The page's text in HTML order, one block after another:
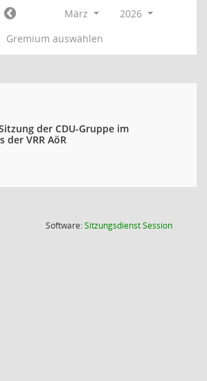
März
2026
Gremium auswählen
der CDU-Gruppe im
der VRR AöR
Software:SitzungsdienstSession(Wird in